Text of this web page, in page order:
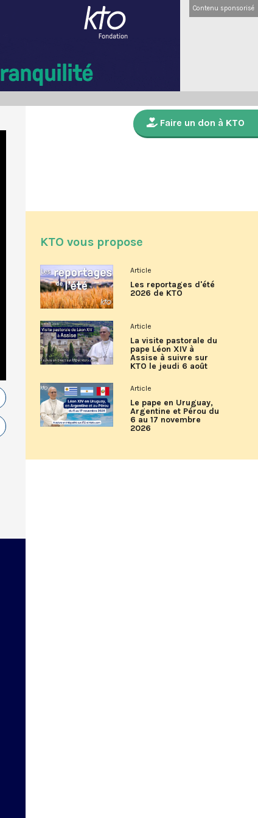
Contenu sponsorisé
Faire un don à KTO
KTO vous propose
Article
Les reportages d'été
2026 de KTO
Article
La visite pastorale du
pape Léon XIV à
Assise à suivre sur
KTO le jeudi 6 août
Article
Le pape en Uruguay,
Argentine et Pérou du
6 au 17 novembre
2026